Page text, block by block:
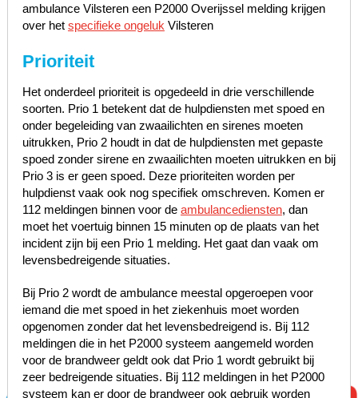
ambulance Vilsteren een P2000 Overijssel melding krijgen
over het specifieke ongeluk Vilsteren
Prioriteit
Het onderdeel prioriteit is opgedeeld in drie verschillende
soorten. Prio 1 betekent dat de hulpdiensten met spoed en
onder begeleiding van zwaailichten en sirenes moeten
uitrukken, Prio 2 houdt in dat de hulpdiensten met gepaste
spoed zonder sirene en zwaailichten moeten uitrukken en bij
Prio 3 is er geen spoed. Deze prioriteiten worden per
hulpdienst vaak ook nog specifiek omschreven. Komen er
112 meldingen binnen voor de ambulancediensten, dan
moet het voertuig binnen 15 minuten op de plaats van het
incident zijn bij een Prio 1 melding. Het gaat dan vaak om
levensbedreigende situaties.
Bij Prio 2 wordt de ambulance meestal opgeroepen voor
iemand die met spoed in het ziekenhuis moet worden
opgenomen zonder dat het levensbedreigend is. Bij 112
meldingen die in het P2000 systeem aangemeld worden
voor de brandweer geldt ook dat Prio 1 wordt gebruikt bij
zeer bedreigende situaties. Bij 112 meldingen in het P2000
systeem kan er door de brandweer ook gebruik worden